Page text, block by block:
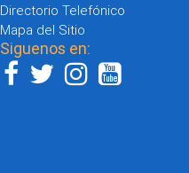
Directorio Telefónico
Mapa del Sitio
Siguenos en: